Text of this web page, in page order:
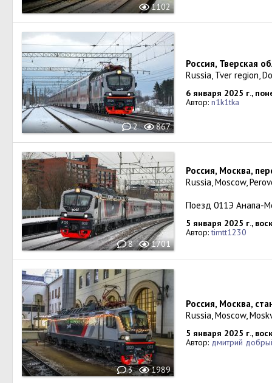
1102
2 867
Россия, Тверская
Russia, Tver region,
6 января 2025 г.,
Автор: n1k1tka
8 1701
Россия, Москва,
Russia, Moscow,
Поезд 011Э Анапа-
5 января 2025 г.,
Автор:timtt1230
3 1989
Россия, Москва,
Russia, Moscow,
5 января 2025 г.,
Автор: дмитрий